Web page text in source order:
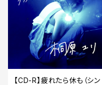
【CD-R】疲れたら休も（シン